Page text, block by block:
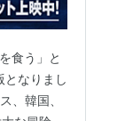
食う」と
となりまし
、韓国、